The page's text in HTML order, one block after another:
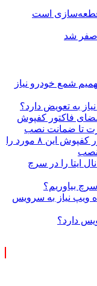
قطعه‌سازی است
صفر شد
شمع خودرو نیاز
به تعویض دارد؟
فاکتور کفپوش
قبل از امضای فاکتور کفپوش این ۸ مورد را
نصب
ایتا را در سرچ
سرچ بیاوریم؟
ویپ نیاز به سرویس
دارد؟